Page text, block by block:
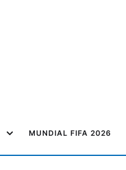
MUNDIAL FIFA 2026